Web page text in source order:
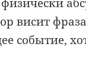
висит
событие,